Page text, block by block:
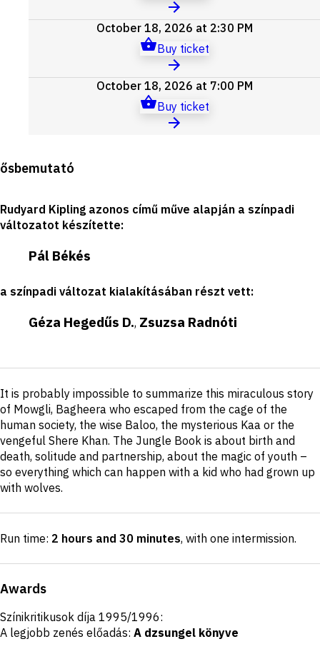
October 18, 2026 at 2:30 PM
Buy ticket
October 18, 2026 at 7:00 PM
Buy ticket
Production
details
ősbemutató
Rudyard Kipling azonos című műve alapján a színpadi
változatot készítette:
Pál Békés
a színpadi változat kialakításában részt vett:
Géza Hegedűs D., Zsuzsa Radnóti
Short
description
It is probably impossible to summarize this miraculous story
of Mowgli, Bagheera who escaped from the cage of the
human society, the wise Baloo, the mysterious Kaa or the
vengeful Shere Khan. The Jungle Book is about birth and
death, solitude and partnership, about the magic of youth –
so everything which can happen with a kid who had grown up
with wolves.
Run time: 2 hours and 30 minutes, with one intermission.
Awards
Színikritikusok díja 1995/1996:
A legjobb zenés előadás: A dzsungel könyve